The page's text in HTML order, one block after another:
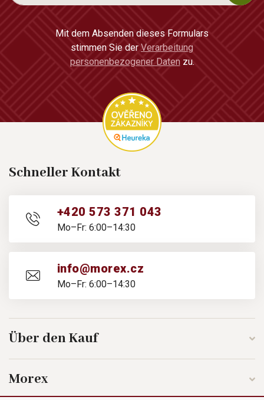
Mit dem Absenden dieses Formulars
stimmen Sie der Verarbeitung
personenbezogener Daten zu.
Schneller Kontakt
+420 573 371 043
Mo–Fr: 6:00–14:30
info@morex.cz
Mo–Fr: 6:00–14:30
Über den Kauf
Morex